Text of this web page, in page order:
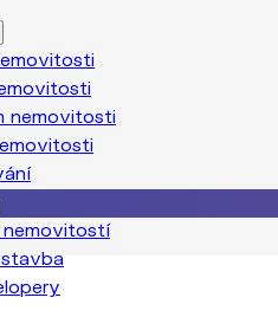
nemovitosti
nemovitostí